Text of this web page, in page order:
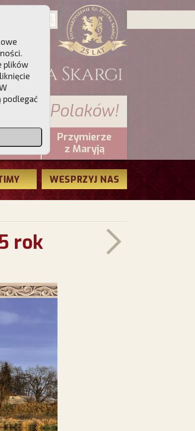
Polaków!
Przymierze
z Maryją
WESPRZYJ NAS
rok
.
plików
podlegać